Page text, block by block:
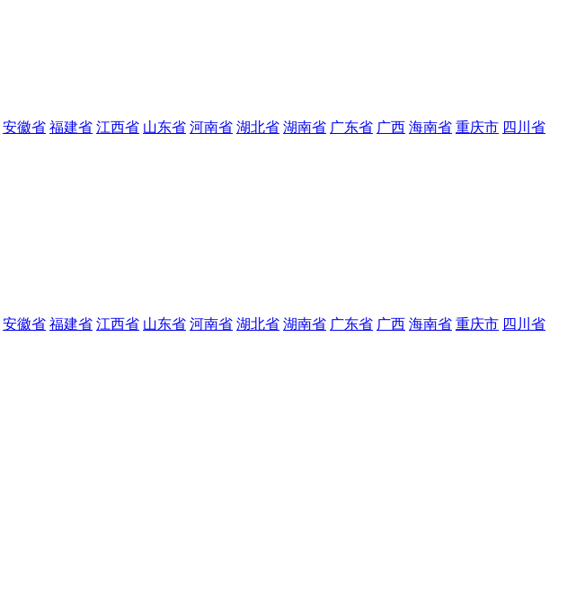
安徽省 福建省 江西省 山东省 河南省 湖北省 湖南省 广东省 广西 海南省 重庆市 四川省
安徽省 福建省 江西省 山东省 河南省 湖北省 湖南省 广东省 广西 海南省 重庆市 四川省